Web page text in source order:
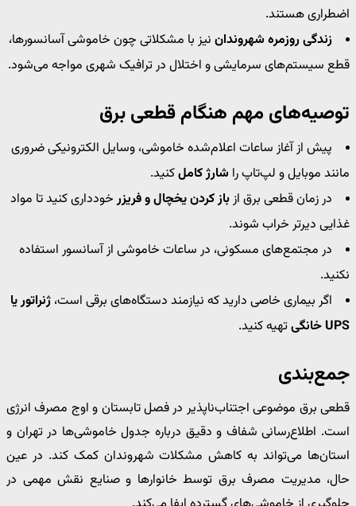
اضطراری هستند.
زندگی روزمره شهروندان نیز با مشکلاتی چون خاموشی آسانسورها،
قطع سیستم‌های سرمایشی و اختلال در ترافیک شهری مواجه می‌شود.
توصیه‌های مهم هنگام قطعی برق
پیش از آغاز ساعات اعلام‌شده خاموشی، وسایل الکترونیکی ضروری
مانند موبایل و لپ‌تاپ را شارژ کاملکنید.
در زمان قطعی برق ازباز کردن یخچال و فریزرخودداری کنید تا مواد
غذایی دیرتر خراب شوند.
در مجتمع‌های مسکونی، در ساعات خاموشی از آسانسور استفاده
نکنید.
اگر بیماری خاصی دارید که نیازمند دستگاه‌های برقی است، ژنراتور یا
UPS خانگی
تهیه کنید.
جمع‌بندی
قطعی برق موضوعی اجتناب‌ناپذیر در فصل تابستان و اوج مصرف انرژی
است. اطلاع‌رسانی شفاف و دقیق درباره جدول خاموشی‌ها در تهران و
استان‌ها می‌تواند به کاهش مشکلات شهروندان کمک کند. در عین
حال، مدیریت مصرف برق توسط خانوارها و صنایع نقش مهمی در